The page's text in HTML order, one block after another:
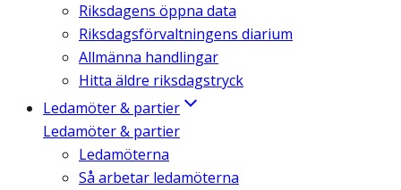
Riksdagens öppna data
Riksdagsförvaltningens diarium
Allmänna handlingar
Hitta äldre riksdagstryck
Ledamöter & partier
Ledamöter & partier
Ledamöterna
Så arbetar ledamöterna